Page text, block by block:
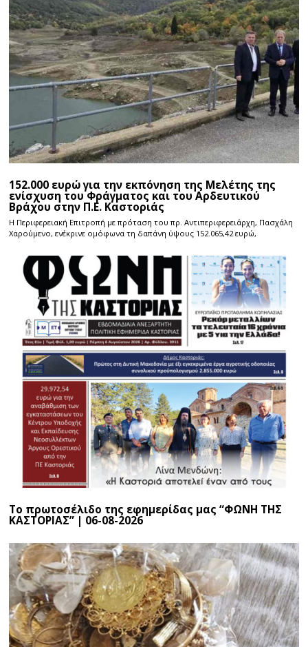
152.000 ευρώ για την εκπόνηση της Μελέτης της
ενίσχυση του Φράγματος και του Αρδευτικού
Βράχου στην Π.Ε. Καστοριάς
Η Περιφερειακή Επιτροπή με πρόταση του πρ. Αντιπεριφερειάρχη, Πασχάλη
Χαρούμενο, ενέκρινε ομόφωνα τη δαπάνη ύψους 152.065,42 ευρώ,
Το πρωτοσέλιδο της εφημερίδας μας “ΦΩΝΗ ΤΗΣ
ΚΑΣΤΟΡΙΑΣ” | 06-08-2026